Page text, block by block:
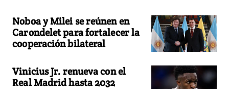
Noboa y Milei se reúnen en
Carondelet para fortalecer la
cooperación bilateral
Vinicius Jr. renueva con el
Real Madrid hasta 2032